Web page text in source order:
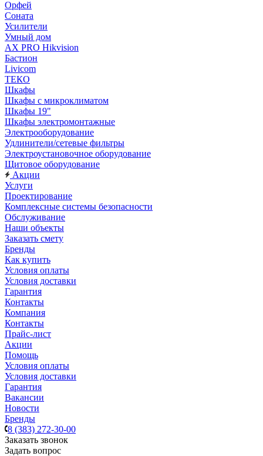
Орфей
Соната
Усилители
Умный дом
AX PRO Hikvision
Бастион
Livicom
ТЕКО
Шкафы
Шкафы с микроклиматом
Шкафы 19"
Шкафы электромонтажные
Электрооборудование
Удлинители/сетевые фильтры
Электроустановочное оборудование
Щитовое оборудование
Акции
Услуги
Проектирование
Комплексные системы безопасности
Обслуживание
Наши объекты
Заказать смету
Бренды
Как купить
Условия оплаты
Условия доставки
Гарантия
Контакты
Компания
Контакты
Прайс-лист
Акции
Помощь
Условия оплаты
Условия доставки
Гарантия
Вакансии
Новости
Бренды
8 (383) 272-30-00
Заказать звонок
Задать вопрос